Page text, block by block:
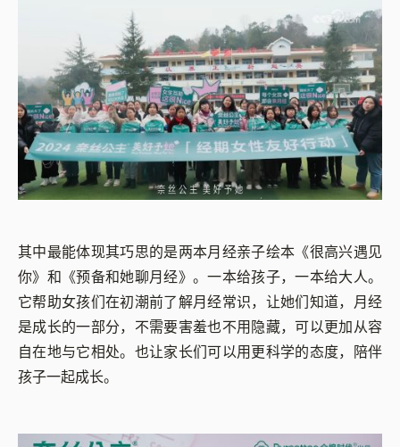
其中最能体现其巧思的是两本月经亲子绘本《很高兴遇见
你》和《预备和她聊月经》。一本给孩子，一本给大人。
它帮助女孩们在初潮前了解月经常识，让她们知道，月经
是成长的一部分，不需要害羞也不用隐藏，可以更加从容
自在地与它相处。也让家长们可以用更科学的态度，陪伴
孩子一起成长。